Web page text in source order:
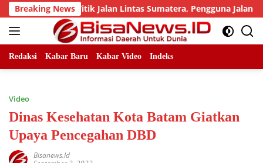
Skip
to
content
Breaking NewsTitik Jalan Lintas Sumatera, Pengguna Jalan diimbau
Redaksi Kabar Baru Kabar Video Indeks
Video
Dinas Kesehatan Kota Batam Giatkan
Upaya Pencegahan DBD
Bisanews.id